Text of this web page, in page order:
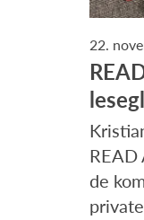
22.
de